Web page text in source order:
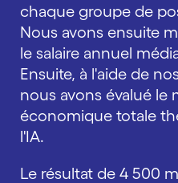
chaque groupe de
Nous avons ensuite
le salaire annuel
Ensuite, à l'aide de
nous avons évalué le
économique totale
l'IA.
Le résultat de 4 500